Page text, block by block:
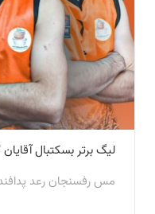
لیگ برتر بسکتبال
مس رفسنجان رعد پدافند